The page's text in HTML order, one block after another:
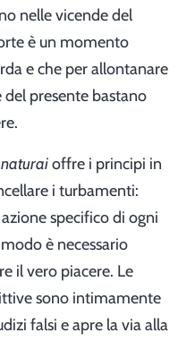
nelle vicende del
è un momento
e che per allontanare
presente bastano
offre i principi in
i turbamenti:
specifico di ogni
è necessario
il vero piacere. Le
sono intimamente
falsi e apre la via alla